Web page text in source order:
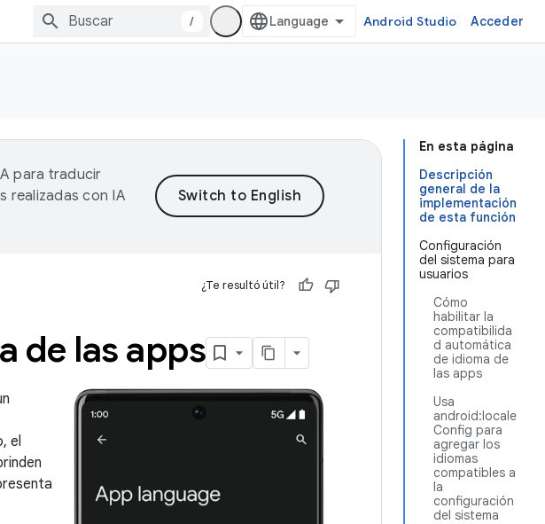
/ Android Studio Acceder
En esta página
Descripción
general de la
implementación
de esta función
Configuración
del sistema para
usuarios
Cómo
habilitar la
compatibilida
d automática
de idioma de
las apps
Usa
android:locale
Config para
agregar los
idiomas
compatibles a
la
configuración
del sistema
para traducir
realizadas con IA
¿Te resultó útil?
de las apps
el